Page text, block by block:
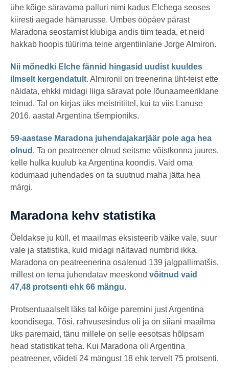
ühe kõige säravama palluri nimi kadus Elchega seoses
kiiresti aegade hämarusse. Umbes ööpäev pärast
Maradona seostamist klubiga andis tiim teada, et neid
hakkab hoopis tüürima teine argentiinlane Jorge Almiron.
Nii mõnedki Elche fännid hingasid uudist kuuldes
ilmselt kergendatult. Almironil on treenerina üht-teist ette
näidata, ehkki midagi liiga säravat pole lõunaameeriklane
teinud. Tal on kirjas üks meistritiitel, kui ta viis Lanuse
2016. aastal Argentina tšempioniks.
59-aastase Maradona juhendajakarjäär pole aga hea
olnud . Ta on peatreener olnud seitsme võistkonna juures,
kelle hulka kuulub ka Argentina koondis. Vaid oma
kodumaad juhendades on ta suutnud maha jätta hea
märgi.
Maradona kehv statistika
Öeldakse ju küll, et maailmas eksisteerib väike vale, suur
vale ja statistika, kuid midagi näitavad numbrid ikka.
Maradona on peatreenerina osalenud 139 jalgpallimatšis,
millest on tema juhendatav meeskond võitnud vaid
47,48 protsenti ehk 66 mängu.
Protsentuaalselt läks tal kõige paremini just Argentina
koondisega. Tõsi, rahvusesindus oli ja on siiani maailma
üks paremaid, tänu millele on selle eesotsas hõlpsam
head statistikat teha. Kui Maradona oli Argentina
peatreener, võideti 24 mängust 18 ehk tervelt 75 protsenti.